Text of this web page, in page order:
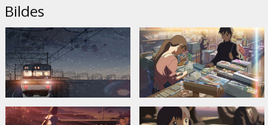
Bildes